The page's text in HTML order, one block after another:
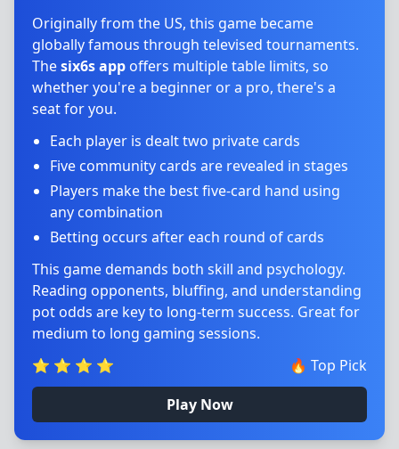
Originally from the US, this game became
globally famous through televised tournaments.
Thesix6s app offers multiple table limits, so
whether you're a beginner or a pro, there's a
seat for you.
Each player is dealt two private cards
Five community cards are revealed in stages
Players make the best five-card hand using
any combination
Betting occurs after each round of cards
This game demands both skill and psychology.
Reading opponents, bluffing, and understanding
pot odds are key to long-term success. Great for
medium to long gaming sessions.
⭐ ⭐ ⭐ ⭐ 🔥 Top Pick
Play Now